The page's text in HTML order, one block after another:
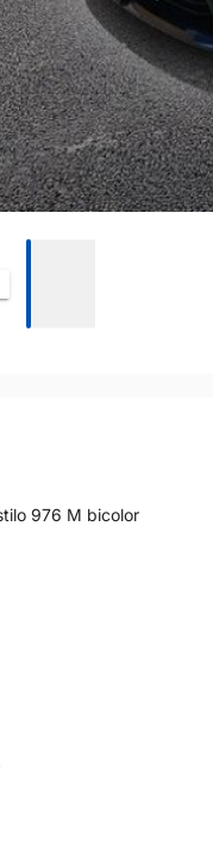
976 M bicolor